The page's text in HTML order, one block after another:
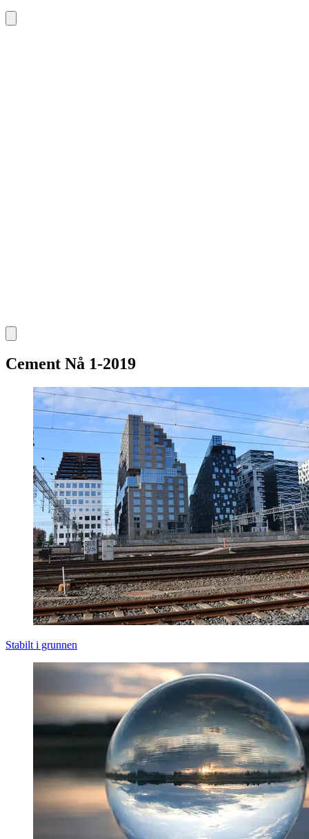
Cement Nå 1-2019
Stabilt i grunnen